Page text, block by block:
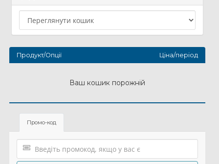
Продукт/Опції Ціна/період
Ваш кошик порожній
Промо-код